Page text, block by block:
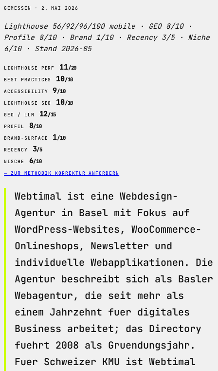
GEMESSEN · 2. MAI 2026
Lighthouse 56/92/96/100 mobile · GEO 8/10 ·
Profile 8/10 · Brand 1/10 · Recency 3/5 · Niche
6/10 · Stand 2026-05
LIGHTHOUSE PERF 11/20
BEST PRACTICES 10/10
ACCESSIBILITY 9/10
LIGHTHOUSE SEO 10/10
GEO / LLM 12/15
PROFIL 8/10
BRAND-SURFACE 1/10
RECENCY 3/5
NISCHE 6/10
→ ZUR METHODIK KORREKTUR ANFORDERN
Webtimal ist eine Webdesign-
Agentur in Basel mit Fokus auf
WordPress-Websites, WooCommerce-
Onlineshops, Newsletter und
individuelle Webapplikationen. Die
Agentur beschreibt sich als Basler
Webagentur, die seit mehr als
einem Jahrzehnt fuer digitales
Business arbeitet; das Directory
fuehrt 2008 als Gruendungsjahr.
Fuer Schweizer KMU ist Webtimal